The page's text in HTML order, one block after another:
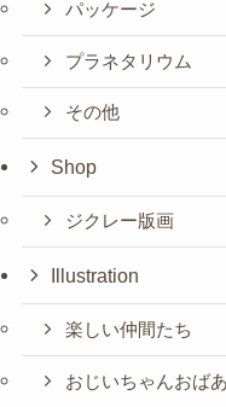
パッケージ
プラネタリウム
その他
Shop
ジクレー版画
Illustration
楽しい仲間たち
おじいちゃんおば